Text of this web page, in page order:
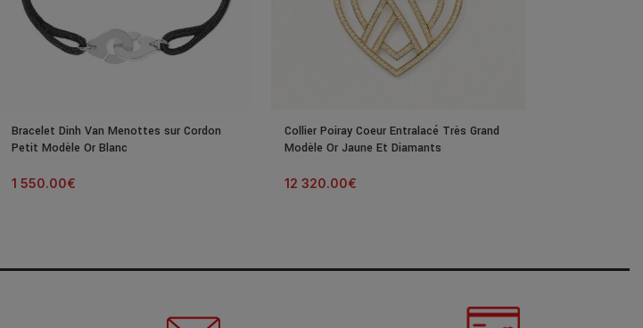
Bracelet Dinh Van Menottes sur Cordon
Petit Modèle Or Blanc
1 550.00€
Collier Poiray Coeur Entralacé Très Grand
Modèle Or Jaune Et Diamants
12 320.00€